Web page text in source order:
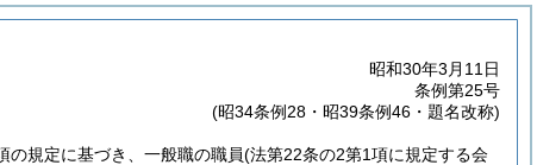
昭和30年3月11日
条例第25号
(昭34条例28・昭39条例46・題名改称)
の規定に基づき、一般職の職員(法第22条の2第1項に規定する会